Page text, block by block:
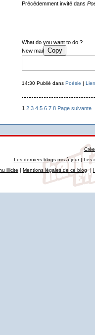
Précédemment invité dans
What do you want to do ?
New mail
Copy
14:30 Publié dans Poésie |
1 2 3 4 5 6 7 8 Page suivante
Les derniers blogs mis à jour|Les
illicite | Mentions légales de ce blog|